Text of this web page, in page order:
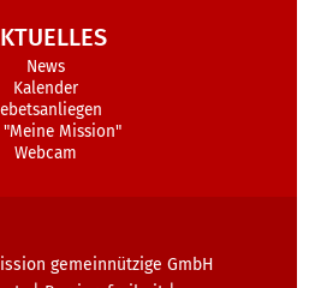
News
Kalender
"Meine Mission"
Webcam
gemeinnützige GmbH